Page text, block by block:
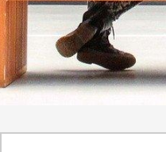
ACCUEIL